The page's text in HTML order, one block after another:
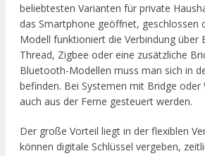
beliebtesten Varianten für private
das Smartphone geöffnet, geschlossen
Modell funktioniert die Verbindung über
Thread, Zigbee oder eine zusätzliche
Bluetooth-Modellen muss man sich in
befinden. Bei Systemen mit Bridge oder
auch aus der Ferne gesteuert werden.
Der große Vorteil liegt in der flexiblen
können digitale Schlüssel vergeben,